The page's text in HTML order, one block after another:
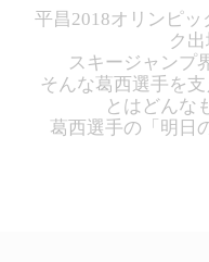
平昌2018オリンピ
ク
スキージャンプ
そんな葛西選手を
とはどんな
葛西選手の「明日